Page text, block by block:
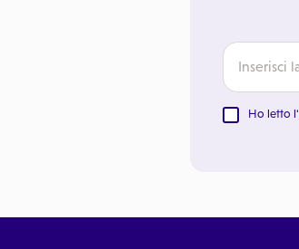
Ho letto l'